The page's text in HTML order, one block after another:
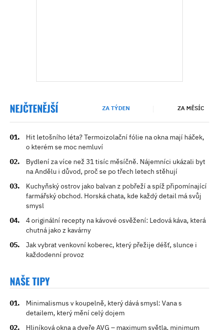
NEJČTENĚJŠÍ ZA TÝDEN ZA MĚSÍC
Hit letošního léta? Termoizolační fólie na okna mají háček,
o kterém se moc nemluví
Bydlení za více než 31 tisíc měsíčně. Nájemníci ukázali byt
na Andělu i důvod, proč se po třech letech stěhují
Kuchyňský ostrov jako balvan z pobřeží a spíž připomínající
farmářský obchod. Horská chata, kde každý detail má svůj
smysl
4 originální recepty na kávové osvěžení: Ledová káva, která
chutná jako z kavárny
Jak vybrat venkovní koberec, který přežije déšť, slunce i
každodenní provoz
NAŠE TIPY
Minimalismus v koupelně, který dává smysl: Vana s
detailem, který mění celý dojem
Hliníková okna a dveře AVG – maximum světla, minimum